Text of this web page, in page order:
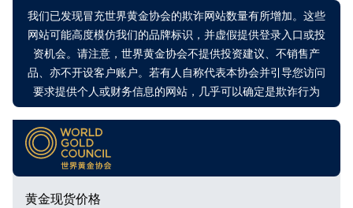
我们已发现冒充世界黄金协会的欺诈网站数量有所增加。这些
网站可能高度模仿我们的品牌标识，并虚假提供登录入口或投
资机会。请注意，世界黄金协会不提供投资建议、不销售产
品、亦不开设客户账户。若有人自称代表本协会并引导您访问
要求提供个人或财务信息的网站，几乎可以确定是欺诈行为
黄金现货价格